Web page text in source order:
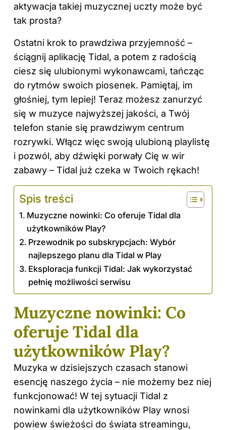
aktywacja takiej muzycznej uczty może być
tak prosta?
Ostatni krok to prawdziwa przyjemność –
ściągnij aplikację Tidal, a potem z radością
ciesz się ulubionymi wykonawcami, tańcząc
do rytmów swoich piosenek. Pamiętaj, im
głośniej, tym lepiej! Teraz możesz zanurzyć
się w muzyce najwyższej jakości, a Twój
telefon stanie się prawdziwym centrum
rozrywki. Włącz więc swoją ulubioną playlistę
i pozwól, aby dźwięki porwały Cię w wir
zabawy – Tidal już czeka w Twoich rękach!
Spis treści
Muzyczne nowinki: Co oferuje Tidal dla
użytkowników Play?
Przewodnik po subskrypcjach: Wybór
najlepszego planu dla Tidal w Play
Eksploracja funkcji Tidal: Jak wykorzystać
pełnię możliwości serwisu
Muzyczne nowinki: Co
oferuje Tidal dla
użytkowników Play?
Muzyka w dzisiejszych czasach stanowi
esencję naszego życia – nie możemy bez niej
funkcjonować! W tej sytuacji Tidal z
nowinkami dla użytkowników Play wnosi
powiew świeżości do świata streamingu,